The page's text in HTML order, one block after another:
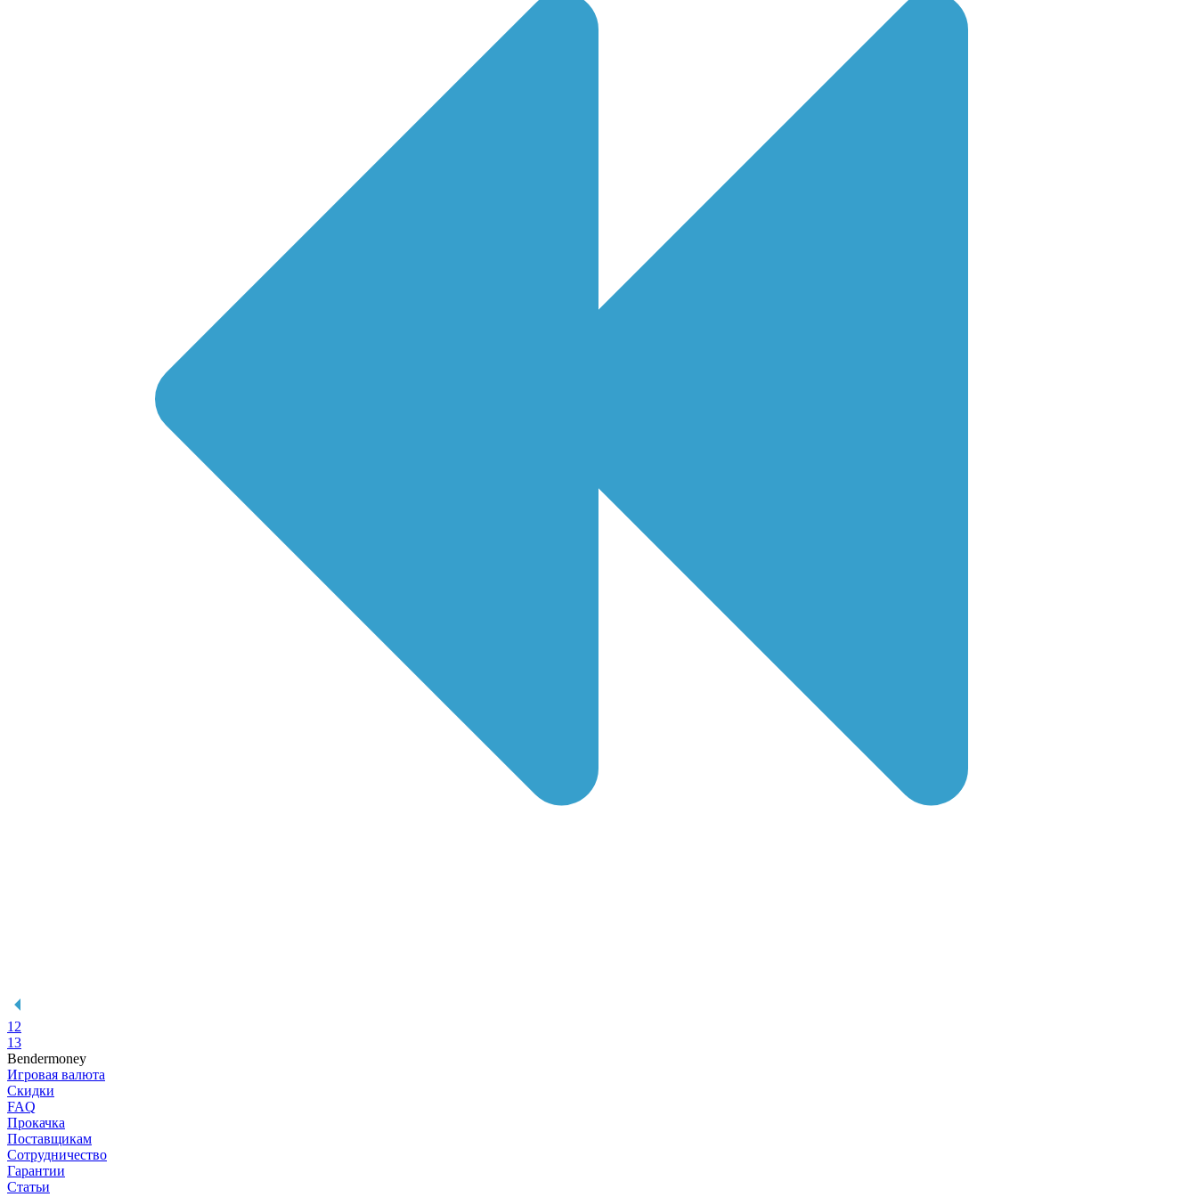
12
13
Bendermoney
Игровая валюта
Скидки
FAQ
Прокачка
Поставщикам
Сотрудничество
Гарантии
Статьи